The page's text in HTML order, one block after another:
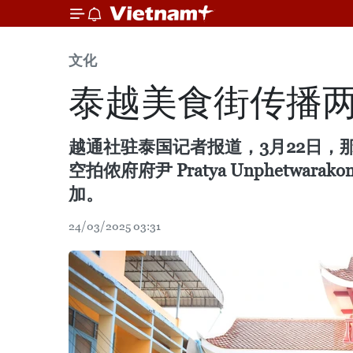
文化
泰越美食街传播
越通社驻泰国记者报道，3月22日，
空拍侬府府尹 Pratya
加。
24/03/2025 03:31